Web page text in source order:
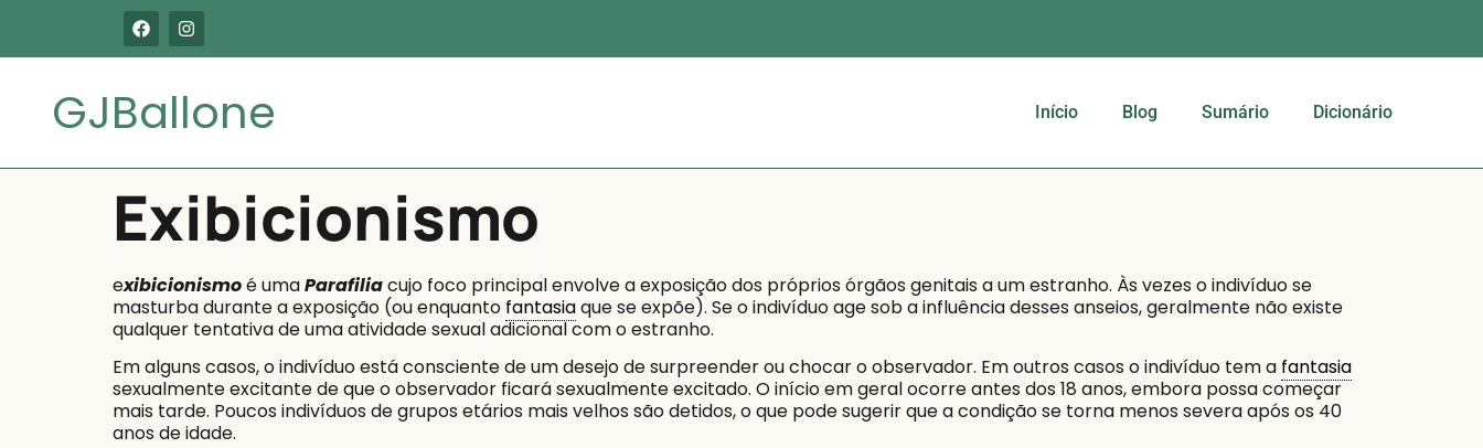
GJBallone Início Blog Sumário Dicionário
Exibicionismo
exibicionismoé umaParafiliacujo foco principal envolve a exposição dos próprios órgãos genitais a um estranho. Às vezes o indivíduo se
masturba durante a exposição (ou enquanto fantasiaque se expõe). Se o indivíduo age sob a influência desses anseios, geralmente não existe
qualquer tentativa de uma atividade sexual adicional com o estranho.
Em alguns casos, o indivíduo está consciente de um desejo de surpreender ou chocar o observador. Em outros casos o indivíduo tem a fantasia
sexualmente excitante de que o observador ficará sexualmente excitado. O início em geral ocorre antes dos 18 anos, embora possa começar
mais tarde. Poucos indivíduos de grupos etários mais velhos são detidos, o que pode sugerir que a condição se torna menos severa após os 40
anos de idade.